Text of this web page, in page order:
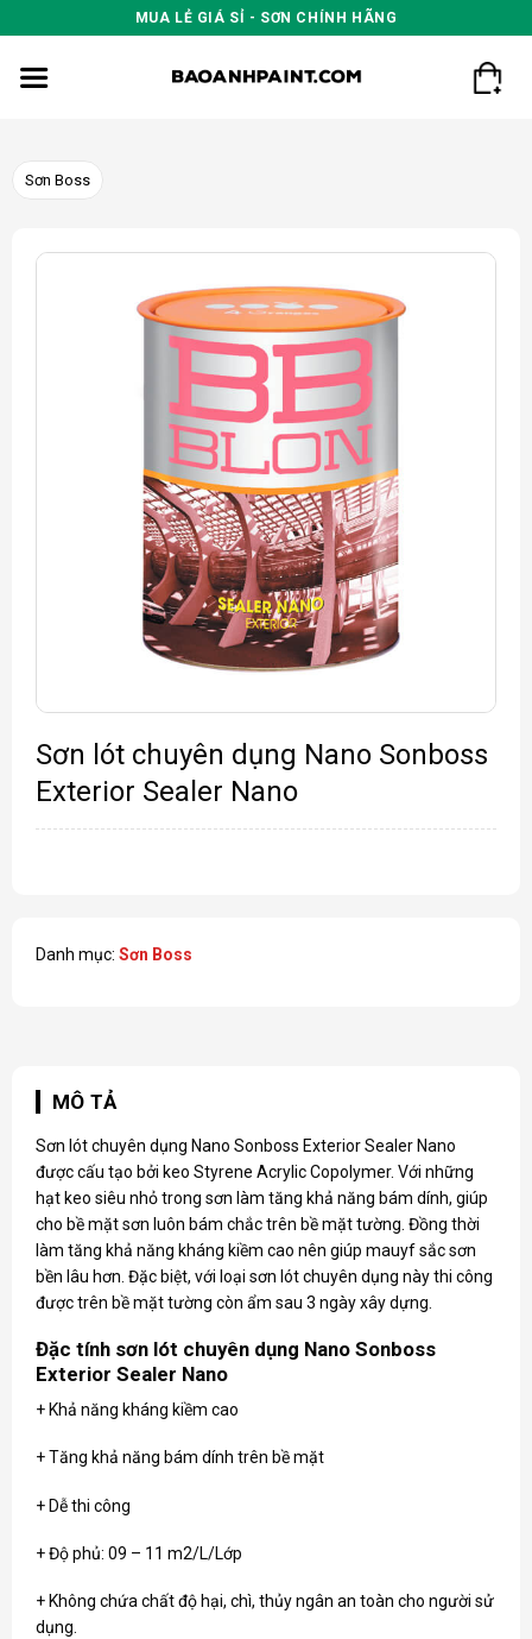
to
content
MUA LẺ GIÁ SỈ - SƠN CHÍNH HÃNG
Sơn Boss
Sơn lót chuyên dụng Nano Sonboss
Exterior Sealer Nano
Danh mục: Sơn Boss
MÔ TẢ
Sơn lót chuyên dụng Nano Sonboss Exterior Sealer Nano
được cấu tạo bởi keo Styrene Acrylic Copolymer. Với những
hạt keo siêu nhỏ trong sơn làm tăng khả năng bám dính, giúp
cho bề mặt sơn luôn bám chắc trên bề mặt tường. Đồng thời
làm tăng khả năng kháng kiềm cao nên giúp mauyf sắc sơn
bền lâu hơn. Đặc biệt, với loại sơn lót chuyên dụng này thi công
được trên bề mặt tường còn ẩm sau 3 ngày xây dựng.
Đặc tính sơn lót chuyên dụng Nano Sonboss
Exterior Sealer Nano
+ Khả năng kháng kiềm cao
+ Tăng khả năng bám dính trên bề mặt
+ Dễ thi công
+ Độ phủ: 09 – 11 m2/L/Lớp
+ Không chứa chất độ hại, chì, thủy ngân an toàn cho người sử
dụng.